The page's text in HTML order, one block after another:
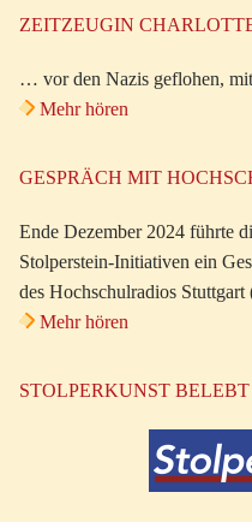
ZEITZEUGIN
… vor den Nazis geflohen,
Mehr hören
GESPRÄCH MIT
Ende Dezember 2024 führte
Stolperstein-Initiativen ein
des Hochschulradios Stuttgart
Mehr hören
STOLPERKUNST